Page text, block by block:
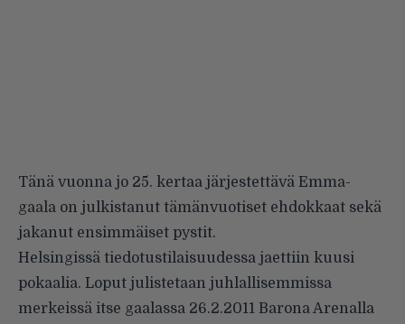
Tänä vuonna jo 25. kertaa järjestettävä Emma-
gaala on julkistanut tämänvuotiset ehdokkaat sekä
jakanut ensimmäiset pystit.
Helsingissä tiedotustilaisuudessa jaettiin kuusi
pokaalia. Loput julistetaan juhlallisemmissa
merkeissä itse gaalassa 26.2.2011 Barona Arenalla